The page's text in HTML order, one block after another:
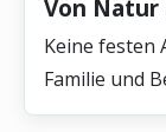
Von Natur
Keine festen
Familie und